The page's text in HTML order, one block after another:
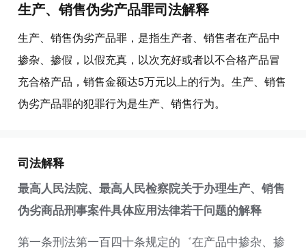
生产、销售伪劣产品罪司法解释
生产、销售伪劣产品罪，是指生产者、销售者在产品中
掺杂、掺假，以假充真，以次充好或者以不合格产品冒
充合格产品，销售金额达5万元以上的行为。生产、销售
伪劣产品罪的犯罪行为是生产、销售行为。
司法解释
最高人民法院、最高人民检察院关于办理生产、销售
伪劣商品刑事案件具体应用法律若干问题的解释
第一条刑法第一百四十条规定的゛在产品中掺杂、掺